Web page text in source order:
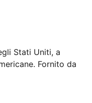
Stati Uniti, a
Fornito da